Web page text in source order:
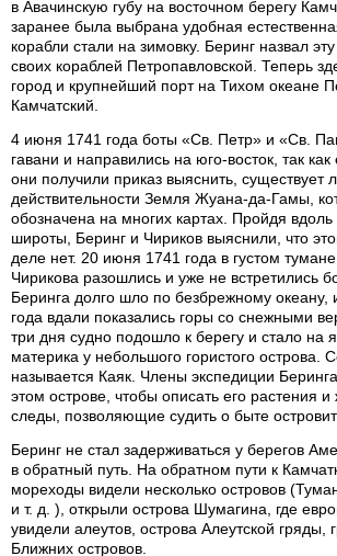
в Авачинскую губу на восточном берегу
заранее была выбрана удобная
корабли стали на зимовку. Беринг назвал эту
своих кораблей Петропавловской. Теперь
город и крупнейший порт на Тихом океане
Камчатский.
4 июня 1741 года боты «Св. Петр» и «Св.
гавани и направились на юго-восток, так
они получили приказ выяснить, существует
действительности Земля Жуана-да-Гамы,
обозначена на многих картах. Пройдя вдоль
широты, Беринг и Чириков выяснили, что
деле нет. 20 июня 1741 года в густом
Чирикова разошлись и уже не встретились
Беринга долго шло по безбрежному океану,
года вдали показались горы со снежными
три дня судно подошло к берегу и стало на
материка у небольшого гористого острова.
называется Каяк. Члены экспедиции
этом острове, чтобы описать его растения
следы, позволяющие судить о быте
Беринг не стал задерживаться у берегов
в обратный путь. На обратном пути к
мореходы видели несколько островов
и т. д. ), открыли острова Шумагина, где
увидели алеутов, острова Алеутской гряды,
Ближних островов.